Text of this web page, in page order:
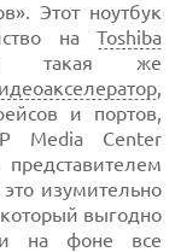
Этот ноутбук
на Toshiba
такая же
,
и портов,
Media Center
изумительно
выгодно
на фоне все